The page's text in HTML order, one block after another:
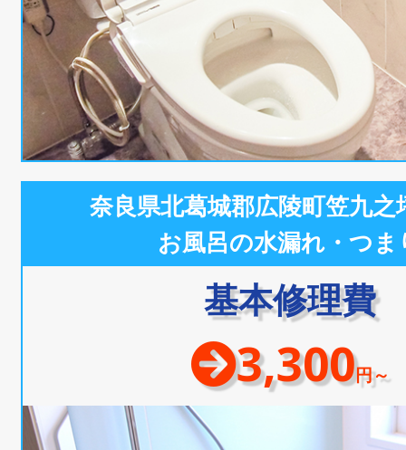
奈良県北葛城郡広陵町笠九之
お風呂の水漏れ・つま
基本修理費
3,300円～